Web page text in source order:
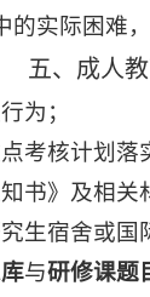
实际困难，
五、成人
为；
考核计划落
书》及相关
生宿舍或国
与研修课题